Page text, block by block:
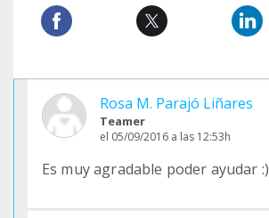
Rosa M. Parajó Liñares
Teamer
el 05/09/2016 a las 12:53h
Es muy agradable poder ayudar :)